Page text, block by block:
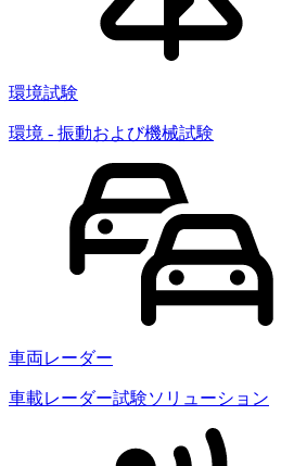
環境試験
環境 - 振動および機械試験
車両レーダー
車載レーダー試験ソリューション